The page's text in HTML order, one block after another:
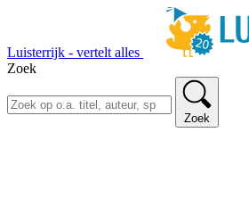
Luisterrijk - vertelt alles
Zoek
Zoek